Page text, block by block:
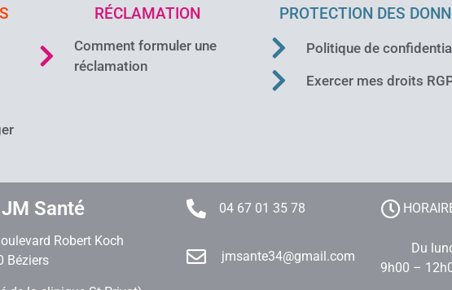
RÉCLAMATION
Comment formuler une
réclamation
PROTECTION DES
Politique de
Exercer mes droits
JM Santé
Robert Koch
Béziers
04 67 01 35 78
jmsante34@gmail.com
Du
9h00 –